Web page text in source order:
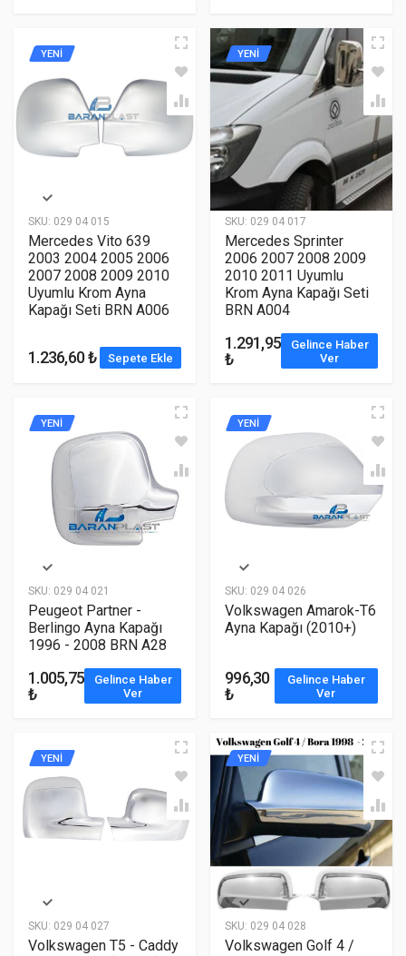
SKU: 029 04 015
YENİ
Mercedes Vito 639
2003 2004 2005 2006
2007 2008 2009 2010
Uyumlu Krom Ayna
Kapağı Seti BRN A006
1.236,60 ₺ Sepete Ekle
SKU: 029 04 017
YENİ
Mercedes Sprinter
2006 2007 2008 2009
2010 2011 Uyumlu
Krom Ayna Kapağı Seti
BRN A004
1.291,95
₺
Gelince Haber
Ver
SKU: 029 04 021
YENİ
Peugeot Partner -
Berlingo Ayna Kapağı
1996 - 2008 BRN A28
1.005,75
₺
Gelince Haber
Ver
SKU: 029 04 026
YENİ
Volkswagen Amarok-T6
Ayna Kapağı (2010+)
996,30
₺
Gelince Haber
Ver
SKU: 029 04 027
YENİ
Volkswagen T5 - Caddy
SKU: 029 04 028
YENİ
Volkswagen Golf 4 /